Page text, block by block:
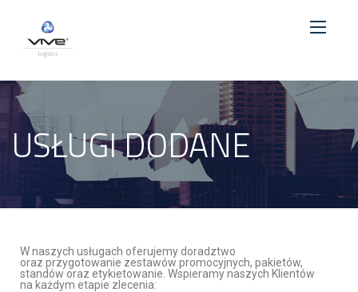
USŁUGI DODANE
W naszych usługach oferujemy doradztwo
oraz przygotowanie zestawów promocyjnych, pakietów,
standów oraz etykietowanie. Wspieramy naszych Klientów
na każdym etapie zlecenia: